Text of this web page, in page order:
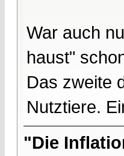
War auch
haust"
Das zweite
Nutztiere.
"Die